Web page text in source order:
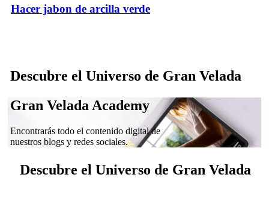
Hacer jabon de arcilla verde
Descubre el Universo de Gran Velada
Gran Velada Academy
Encontrarás todo el contenido digital de
nuestros blogs y redes sociales.
Descubre el Universo de Gran Velada